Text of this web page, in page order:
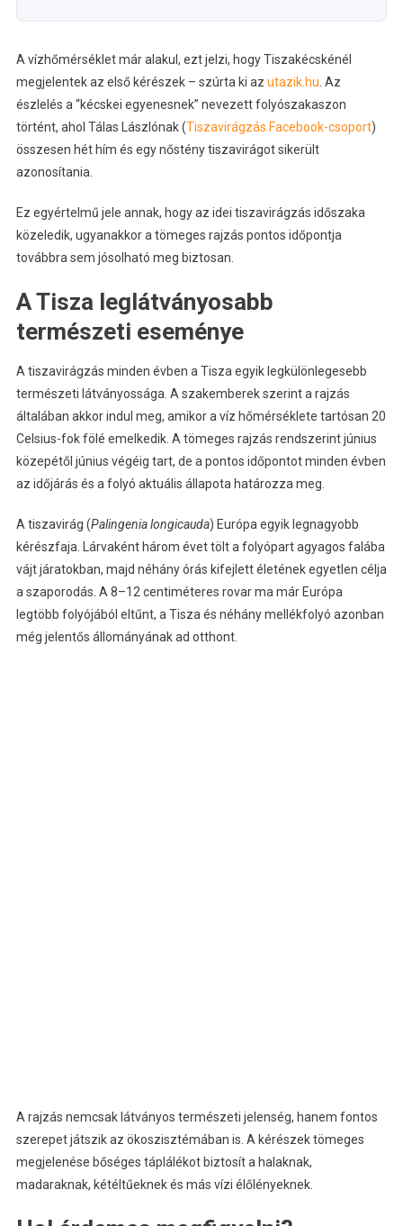
A vízhőmérséklet már alakul, ezt jelzi, hogy Tiszakécskénél
megjelentek az első kérészek – szúrta ki az utazik.hu . Az
észlelés a “kécskei egyenesnek” nevezett folyószakaszon
történt, ahol Tálas Lászlónak (Tiszavirágzás Facebook-csoport)
összesen hét hím és egy nőstény tiszavirágot sikerült
azonosítania.
Ez egyértelmű jele annak, hogy az idei tiszavirágzás időszaka
közeledik, ugyanakkor a tömeges rajzás pontos időpontja
továbbra sem jósolható meg biztosan.
A Tisza leglátványosabb
természeti eseménye
A tiszavirágzás minden évben a Tisza egyik legkülönlegesebb
természeti látványossága. A szakemberek szerint a rajzás
általában akkor indul meg, amikor a víz hőmérséklete tartósan 20
Celsius-fok fölé emelkedik. A tömeges rajzás rendszerint június
közepétől június végéig tart, de a pontos időpontot minden évben
az időjárás és a folyó aktuális állapota határozza meg.
A tiszavirág (Palingenia longicauda) Európa egyik legnagyobb
kérészfaja. Lárvaként három évet tölt a folyópart agyagos falába
vájt járatokban, majd néhány órás kifejlett életének egyetlen célja
a szaporodás. A 8–12 centiméteres rovar ma már Európa
legtöbb folyójából eltűnt, a Tisza és néhány mellékfolyó azonban
még jelentős állományának ad otthont.
A rajzás nemcsak látványos természeti jelenség, hanem fontos
szerepet játszik az ökoszisztémában is. A kérészek tömeges
megjelenése bőséges táplálékot biztosít a halaknak,
madaraknak, kétéltűeknek és más vízi élőlényeknek.